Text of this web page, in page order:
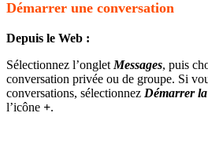
Démarrer une conversation
Depuis le Web :
Sélectionnez l’onglet Messages, puis
conversation privée ou de groupe. Si
conversations, sélectionnez Démarrer
l’icône +.